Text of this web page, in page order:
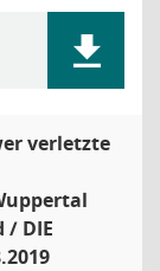
verletzte
/ DIE